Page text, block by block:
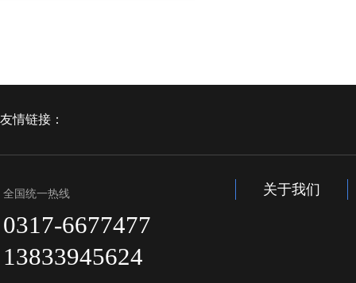
友情链接：
全国统一热线
0317-6677477
13833945624
关于我们